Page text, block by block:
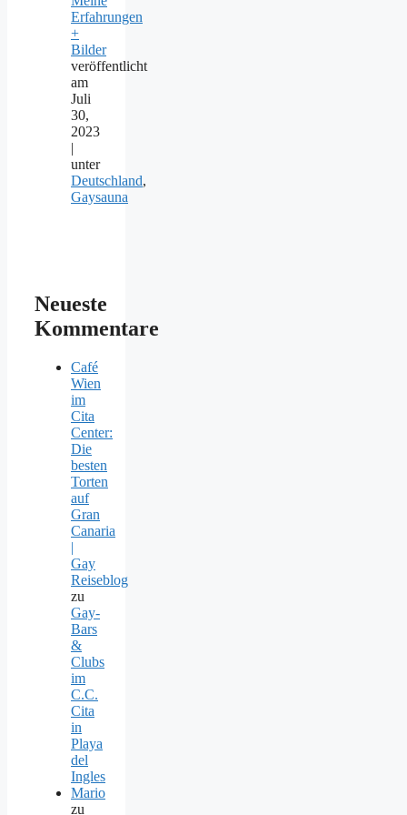
Erfahrungen
+
Bilder
veröffentlicht
am
Juli
30,
2023
|
unter
Deutschland,
Gaysauna
Neueste
Kommentare
Café
Wien
im
Cita
Center:
Die
besten
Torten
auf
Gran
Canaria
|
Gay
Reiseblog
zu
Gay-
Bars
&
Clubs
im
C.C.
Cita
in
Playa
del
Ingles
Mario
zu